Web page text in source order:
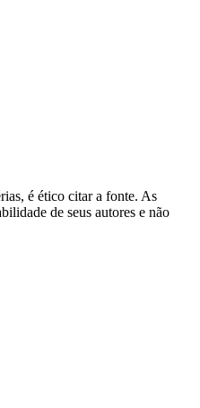
é ético citar a fonte. As
de seus autores e não